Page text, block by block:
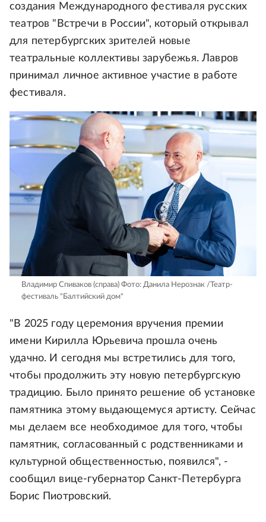
создания Международного фестиваля русских
театров "Встречи в России", который открывал
для петербургских зрителей новые
театральные коллективы зарубежья. Лавров
принимал личное активное участие в работе
фестиваля.
Владимир Спиваков (справа) Фото: Данила Нерознак /Театр-
фестиваль "Балтийский дом"
"В 2025 году церемония вручения премии
имени Кирилла Юрьевича прошла очень
удачно. И сегодня мы встретились для того,
чтобы продолжить эту новую петербургскую
традицию. Было принято решение об установке
памятника этому выдающемуся артисту. Сейчас
мы делаем все необходимое для того, чтобы
памятник, согласованный с родственниками и
культурной общественностью, появился", -
сообщил вице-губернатор Санкт-Петербурга
Борис Пиотровский.